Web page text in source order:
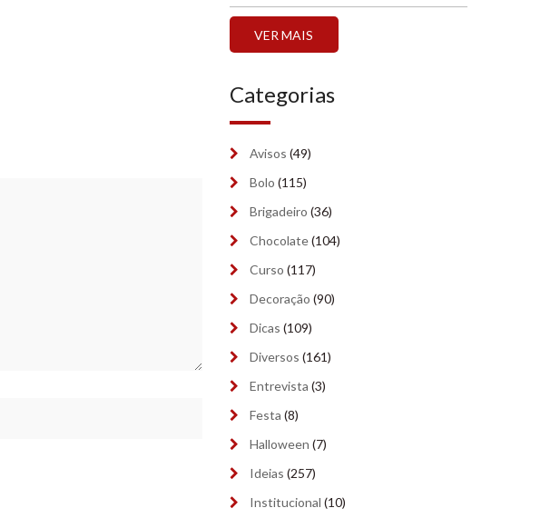
(7)
agosto 2024(2)
junho 2024
maio 2024 (7)
abril 2024(9)
fevereiro 2024
janeiro 2024(9)
dezembro 2023
outubro 2023
setembro 2023(9)
VER MAIS
Categorias
Avisos (49)
Bolo (115)
Brigadeiro (36)
Chocolate(104)
Curso (117)
Decoração (90)
Dicas (109)
Diversos (161)
Entrevista (3)
Festa (8)
Halloween (7)
Ideias (257)
Institucional (10)